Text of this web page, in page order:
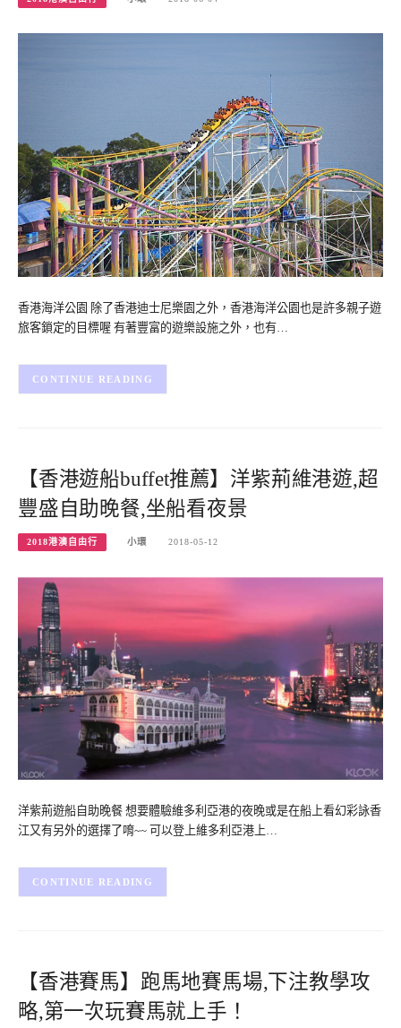
香港海洋公園 除了香港迪士尼樂園之外，香港海洋公園也是許多親子遊
旅客鎖定的目標喔 有著豐富的遊樂設施之外，也有…
CONTINUE READING
【香港遊船buffet推薦】洋紫荊維港遊,超
豐盛自助晚餐,坐船看夜景
2018港澳自由行 小環 2018-05-12
洋紫荊遊船自助晚餐 想要體驗維多利亞港的夜晚或是在船上看幻彩詠香
江又有另外的選擇了唷~~ 可以登上維多利亞港上…
CONTINUE READING
【香港賽馬】跑馬地賽馬場,下注教學攻
略,第一次玩賽馬就上手！